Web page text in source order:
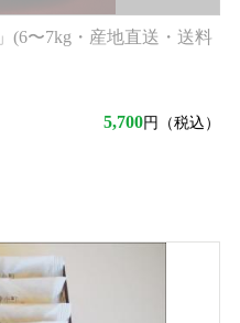
(6〜7kg・産地直送・送料
5,700円（税込）